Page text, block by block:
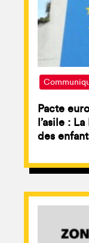
Pacte
l’asile :
des